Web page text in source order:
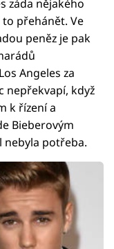
záda nějakého
přehánět. Ve
peněz je pak
Angeles za
nepřekvapí, když
k řízení a
Bieberovým
nebyla potřeba.